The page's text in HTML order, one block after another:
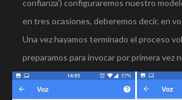
confianza’) configuraremos nuestro
en tres ocasiones, deberemos decir, en
Una vez hayamos terminado el proceso
preparamos para invocar por primera vez